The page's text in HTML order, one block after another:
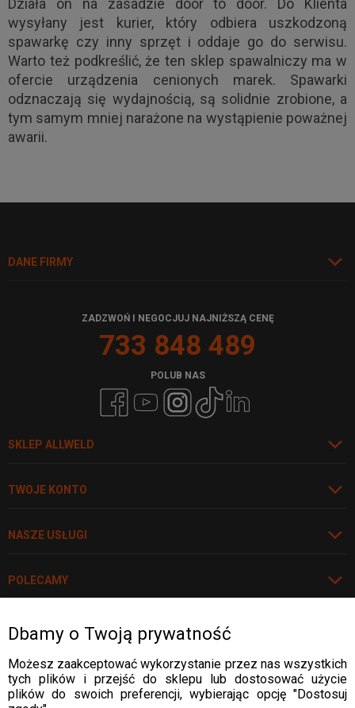
Działa on na zasadzie door to door. Do Klienta
wysyłany jest kurier, który odbiera uszkodzoną
spawarkę czy inny sprzęt i oddaje go do serwisu.
Warto też podkreślić, że ten sklep spawalniczy ma w
ofercie urządzenia cenionych marek. Spawarki
odznaczają się wydajnością, są solidnie zrobione, a
tym samym mniej narażone na wystąpienie poważnej
awarii.
DANE FIRMY
SKLEP ALLWELD
TWOJE KONTO
NASZE USŁUGI
POLECAMY
ZADZWOŃ I NEGOCJUJ NAJNIŻSZĄ CENĘ
733 848 489
POLUB NAS
WARTO WIEDZIEĆ
WARTO WIEDZIEĆ
Rozwiń
DOSTAWA:
Dbamy o Twoją prywatność
Możesz zaakceptować wykorzystanie przez nas wszystkich
tych plików i przejść do sklepu lub dostosować użycie
plików do swoich preferencji, wybierając opcję "Dostosuj